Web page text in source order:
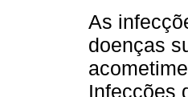
As
doenças
Infecções